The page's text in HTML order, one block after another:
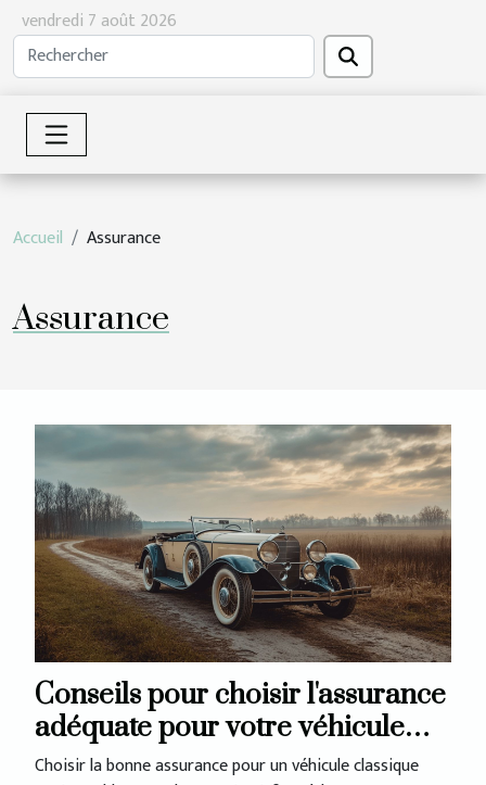
vendredi 7 août 2026
Accueil Assurance
Assurance
Conseils pour choisir l'assurance
adéquate pour votre véhicule
classique
Choisir la bonne assurance pour un véhicule classique